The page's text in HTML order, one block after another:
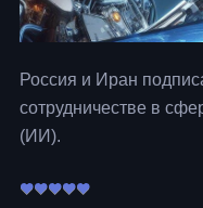
Россия и Иран
сотрудничестве в
(ИИ).